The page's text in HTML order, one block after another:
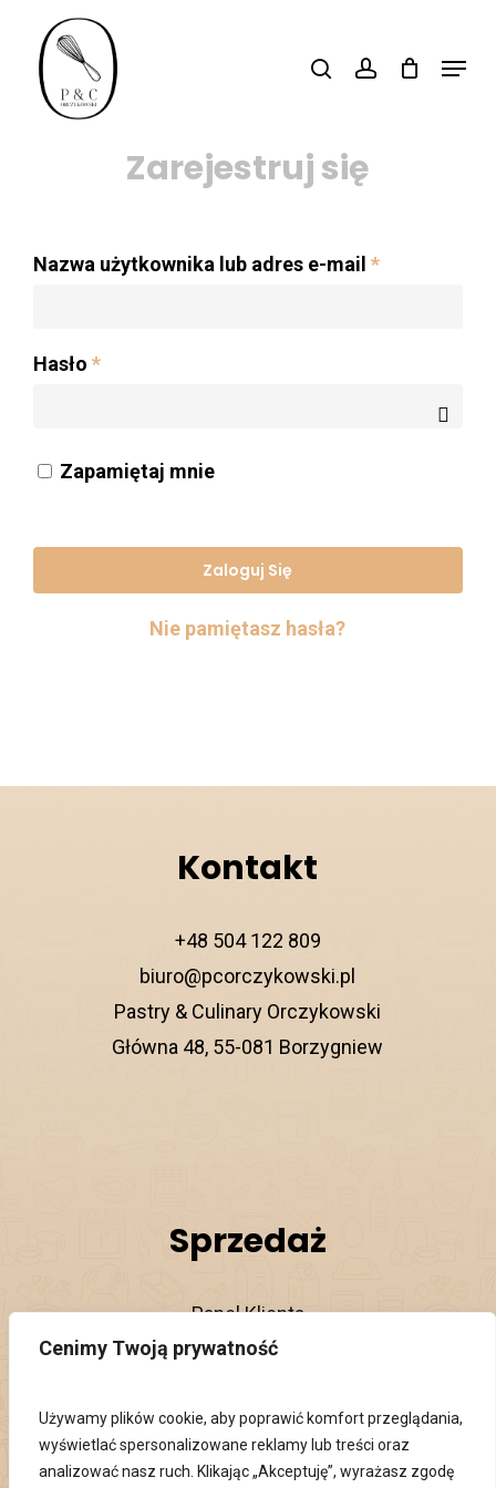
Cenimy Twoją prywatność
Używamy plików cookie, aby poprawić komfort przeglądania,
wyświetlać spersonalizowane reklamy lub treści oraz
analizować nasz ruch. Klikając „Akceptuję”, wyrażasz zgodę
main
content
Menu
Zarejestruj się
Nazwa użytkownika lub adres e-mail *
Hasło *
Zapamiętaj mnie
Zaloguj Się
Nie pamiętasz hasła?
Kontakt
+48 504 122 809
biuro@pcorczykowski.pl
Pastry & Culinary Orczykowski
Główna 48, 55-081 Borzygniew
Sprzedaż
Panel Klienta
Regulamin Sklepu
Close